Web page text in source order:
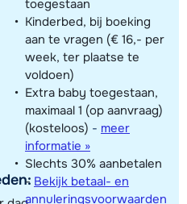
toegestaan
Kinderbed, bij boeking
aan te vragen (€ 16,- per
week, ter plaatse te
voldoen)
Extra baby toegestaan,
maximaal 1 (op aanvraag)
(kosteloos) - meer
informatie »
Slechts 30% aanbetalen
- Bekijk betaal- en
annuleringsvoorwaarden